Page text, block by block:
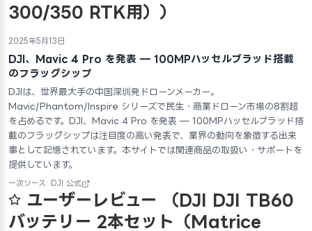
300/350 RTK用））
2025年5月13日
DJI、Mavic 4 Pro を発表 — 100MPハッセルブラッド搭載
のフラッグシップ
DJIは、世界最大手の中国深圳発ドローンメーカー。
Mavic/Phantom/Inspire シリーズで民生・商業ドローン市場の8割超
を占めるです。DJI、Mavic 4 Pro を発表 — 100MPハッセルブラッド搭
載のフラッグシップは注目度の高い発表で、業界の動向を象徴する出来
事として記憶されています。本サイトでは関連商品の取扱い・サポートを
提供しています。
一次ソース: DJI 公式
ユーザーレビュー
（DJI DJI TB60
バッテリー 2本セット（Matrice